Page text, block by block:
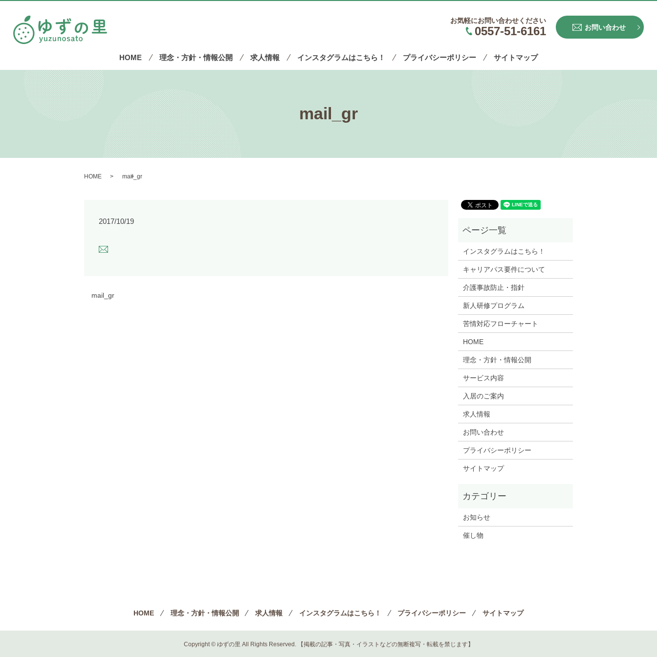
お気軽にお問い合わせください
0557-51-6161 お問い合わせ
HOME 理念・方針・情報公開 求人情報 インスタグラムはこちら！ プライバシーポリシー サイトマップ
mail_gr
HOME mail_gr
2017/10/19
mail_gr
インスタグラムはこちら！
キャリアパス要件について
介護事故防止・指針
新人研修プログラム
苦情対応フローチャート
HOME
理念・方針・情報公開
サービス内容
入居のご案内
求人情報
お問い合わせ
プライバシーポリシー
サイトマップ
お知らせ
催し物
HOME 理念・方針・情報公開 求人情報 インスタグラムはこちら！ プライバシーポリシー サイトマップ
Copyright © ゆずの里 All Rights Reserved. 【掲載の記事・写真・イラストなどの無断複写・転載を禁じます】